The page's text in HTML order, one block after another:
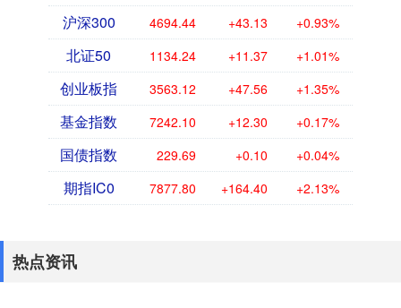
沪深300 4694.44 +43.13 +0.93%
北证50 1134.24 +11.37 +1.01%
创业板指 3563.12 +47.56 +1.35%
基金指数 7242.10 +12.30 +0.17%
国债指数 229.69 +0.10 +0.04%
期指IC0 7877.80 +164.40 +2.13%
热点资讯